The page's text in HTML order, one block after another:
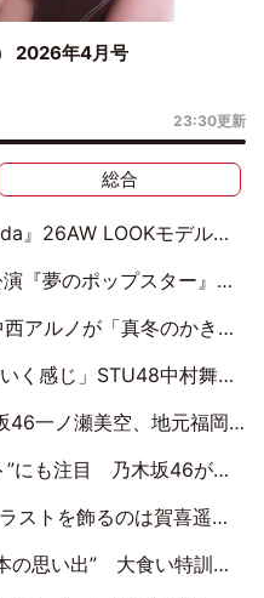
2026年4月号
23:30更新
総合
26AW LOOKモデルに就任
ター』 初日から全身全霊のステージ
す！ 因縁の裏にあるのは、逆境をともに“凌”ぐ似た者同士の絆
中村舞、新しい挑戦は自らの手で
岡『めんべい25周年トップサポーター』に就任
が挑んだ書道パフォーマンスの舞台裏
の登場に「5年分大人になった私を見ていただけたら」
護霊企画・制服グラビア…盛りだくさんの裏話